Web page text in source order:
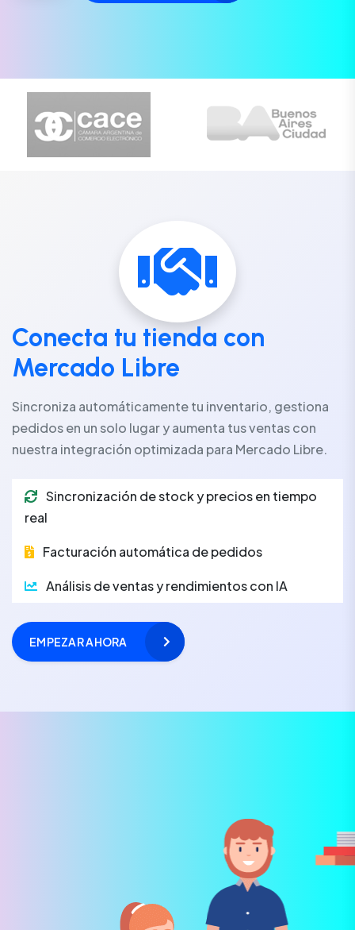
Conecta tu tienda con
Mercado Libre
Sincroniza automáticamente tu inventario, gestiona
pedidos en un solo lugar y aumenta tus ventas con
nuestra integración optimizada para Mercado Libre.
Sincronización de stock y precios en tiempo
real
Facturación automática de pedidos
Análisis de ventas y rendimientos con IA
EMPEZAR AHORA